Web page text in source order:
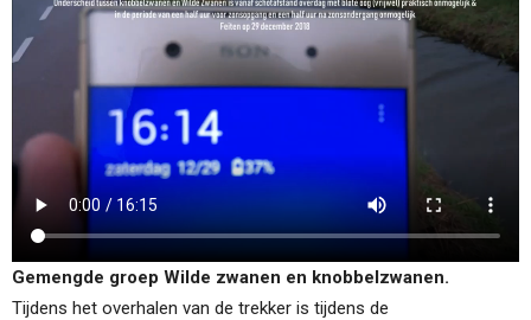
Gemengde groep Wilde zwanen en knobbelzwanen.
Tijdens het overhalen van de trekker is tijdens de